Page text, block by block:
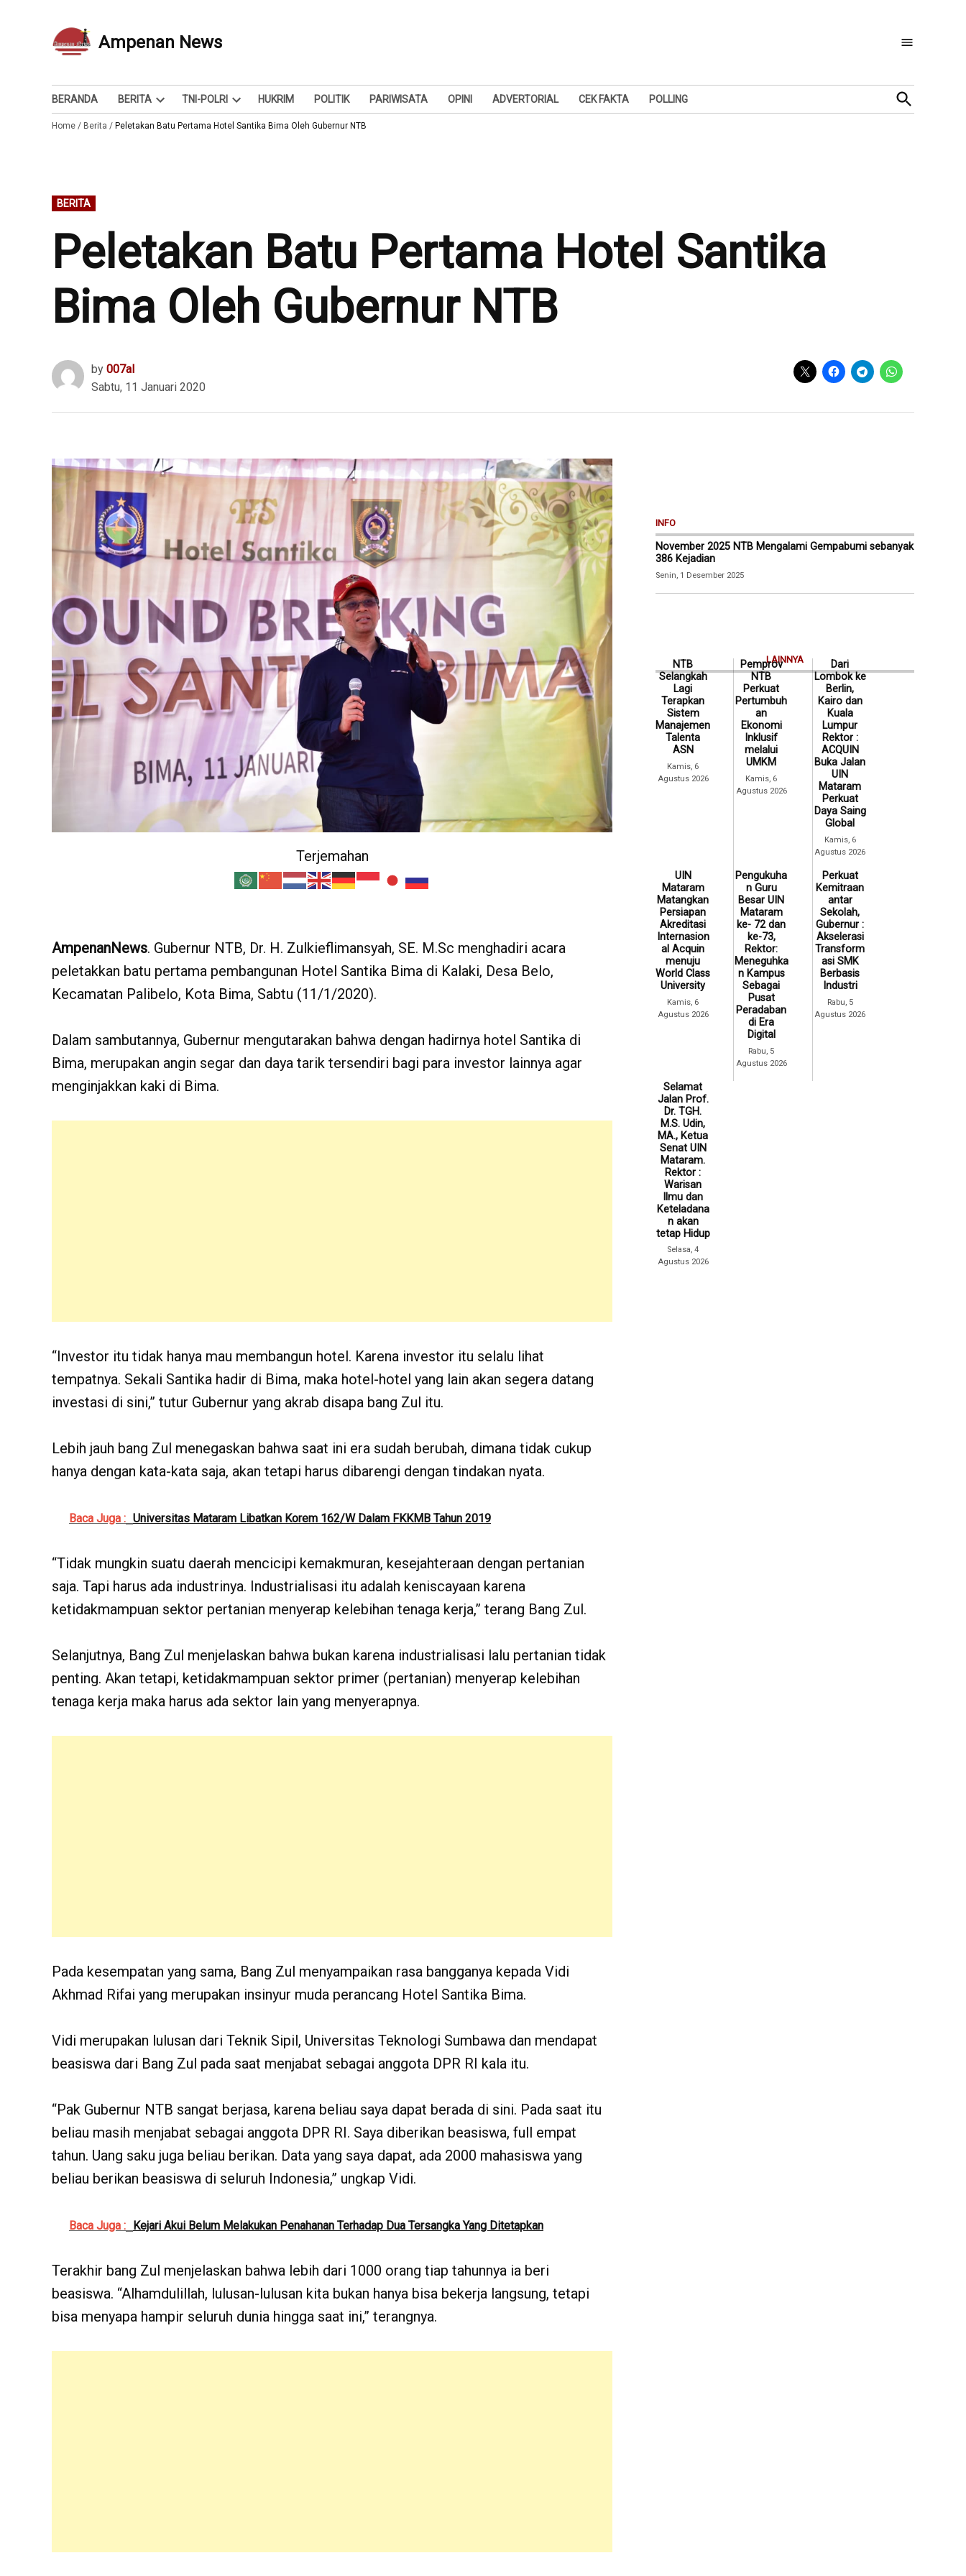
Ampenan News
Berita dan Info
BERANDA BERITA
Open
dropdown
TNI-POLRI
Open
dropdown
HUKRIM POLITIK PARIWISATA OPINI ADVERTORIAL CEK FAKTA POLLING
Open
Search
Home / Berita / Peletakan Batu Pertama Hotel Santika Bima Oleh Gubernur NTB
POSTED
IN
BERITA
Peletakan Batu Pertama Hotel Santika
Bima Oleh Gubernur NTB
by 007al
Sabtu, 11 Januari 2020
Terjemahan
AmpenanNews. Gubernur NTB, Dr. H. Zulkieflimansyah, SE. M.Sc menghadiri acara
peletakkan batu pertama pembangunan Hotel Santika Bima di Kalaki, Desa Belo,
Kecamatan Palibelo, Kota Bima, Sabtu (11/1/2020).
Dalam sambutannya, Gubernur mengutarakan bahwa dengan hadirnya hotel Santika di
Bima, merupakan angin segar dan daya tarik tersendiri bagi para investor lainnya agar
menginjakkan kaki di Bima.
“Investor itu tidak hanya mau membangun hotel. Karena investor itu selalu lihat
tempatnya. Sekali Santika hadir di Bima, maka hotel-hotel yang lain akan segera datang
investasi di sini,” tutur Gubernur yang akrab disapa bang Zul itu.
Lebih jauh bang Zul menegaskan bahwa saat ini era sudah berubah, dimana tidak cukup
hanya dengan kata-kata saja, akan tetapi harus dibarengi dengan tindakan nyata.
Baca Juga : Universitas Mataram Libatkan Korem 162/W Dalam FKKMB Tahun 2019
“Tidak mungkin suatu daerah mencicipi kemakmuran, kesejahteraan dengan pertanian
saja. Tapi harus ada industrinya. Industrialisasi itu adalah keniscayaan karena
ketidakmampuan sektor pertanian menyerap kelebihan tenaga kerja,” terang Bang Zul.
Selanjutnya, Bang Zul menjelaskan bahwa bukan karena industrialisasi lalu pertanian tidak
penting. Akan tetapi, ketidakmampuan sektor primer (pertanian) menyerap kelebihan
tenaga kerja maka harus ada sektor lain yang menyerapnya.
Pada kesempatan yang sama, Bang Zul menyampaikan rasa bangganya kepada Vidi
Akhmad Rifai yang merupakan insinyur muda perancang Hotel Santika Bima.
Vidi merupakan lulusan dari Teknik Sipil, Universitas Teknologi Sumbawa dan mendapat
beasiswa dari Bang Zul pada saat menjabat sebagai anggota DPR RI kala itu.
“Pak Gubernur NTB sangat berjasa, karena beliau saya dapat berada di sini. Pada saat itu
beliau masih menjabat sebagai anggota DPR RI. Saya diberikan beasiswa, full empat
tahun. Uang saku juga beliau berikan. Data yang saya dapat, ada 2000 mahasiswa yang
beliau berikan beasiswa di seluruh Indonesia,” ungkap Vidi.
Baca Juga : Kejari Akui Belum Melakukan Penahanan Terhadap Dua Tersangka Yang Ditetapkan
Terakhir bang Zul menjelaskan bahwa lebih dari 1000 orang tiap tahunnya ia beri
beasiswa. “Alhamdulillah, lulusan-lulusan kita bukan hanya bisa bekerja langsung, tetapi
bisa menyapa hampir seluruh dunia hingga saat ini,” terangnya.
INFO
November 2025 NTB Mengalami Gempabumi sebanyak
386 Kejadian
Senin, 1 Desember 2025
LAINNYA
NTB
Selangkah
Lagi
Terapkan
Sistem
Manajemen
Talenta
ASN
Kamis, 6
Agustus 2026
Pemprov
NTB
Perkuat
Pertumbuh
an
Ekonomi
Inklusif
melalui
UMKM
Kamis, 6
Agustus 2026
Dari
Lombok ke
Berlin,
Kairo dan
Kuala
Lumpur
Rektor :
ACQUIN
Buka Jalan
UIN
Mataram
Perkuat
Daya Saing
Global
Kamis, 6
Agustus 2026
UIN
Mataram
Matangkan
Persiapan
Akreditasi
Internasion
al Acquin
menuju
World Class
University
Kamis, 6
Agustus 2026
Pengukuha
n Guru
Besar UIN
Mataram
ke- 72 dan
ke-73,
Rektor:
Meneguhka
n Kampus
Sebagai
Pusat
Peradaban
di Era
Digital
Rabu, 5
Agustus 2026
Perkuat
Kemitraan
antar
Sekolah,
Gubernur :
Akselerasi
Transform
asi SMK
Berbasis
Industri
Rabu, 5
Agustus 2026
Selamat
Jalan Prof.
Dr. TGH.
M.S. Udin,
MA., Ketua
Senat UIN
Mataram.
Rektor :
Warisan
Ilmu dan
Keteladana
n akan
tetap Hidup
Selasa, 4
Agustus 2026